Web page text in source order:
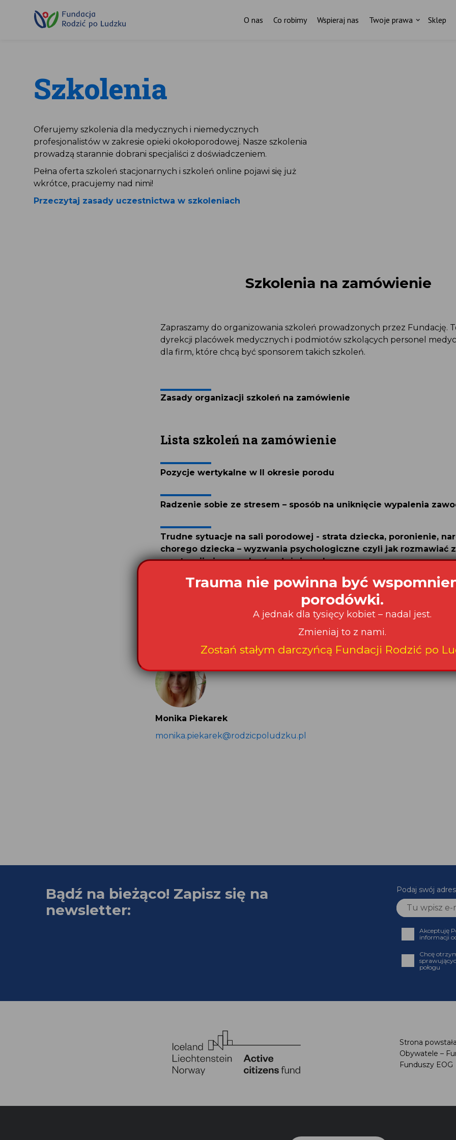
O nas Co robimy Wspieraj nas Twoje prawa Sklep
Szkolenia
Oferujemy szkolenia ­dla medycznych i niemedycznych
profesjonalistów w zakresie opieki okołoporodowej. Nasze szkolenia
prowadzą starannie dobrani specjaliści z doświadczeniem.
Pełna oferta szkoleń stacjonarnych i szkoleń online pojawi się już
wkrótce, pracujemy nad nimi!
Przeczytaj zasady uczestnictwa w szkoleniach
Szkolenia na zamówienie
Zapraszamy do organizowania szkoleń prowadzonych przez Fundację.
dyrekcji placówek medycznych i podmiotów szkolących personel
dla firm, które chcą być sponsorem takich szkoleń.
Zasady organizacji szkoleń na zamówienie
Lista szkoleń na zamówienie
Pozycje wertykalne w II okresie porodu
Radzenie sobie ze stresem – sposób na uniknięcie wypalenia
Trudne sytuacje na sali porodowej - strata dziecka, poronienie,
chorego dziecka – wyzwania psychologiczne czyli jak rozmawiać
w sytuacji niepowodzeń położniczych
Monika Piekarek
monika.piekarek@rodzicpoludzku.pl
Bądź na bieżąco! Zapisz się na
newsletter:
Podaj swój
Akceptuję
informacji
Chcę
połogu
Strona
Obywatele –
Funduszy EOG
Trauma nie powinna być
porodówki.
A jednak dla tysięcy kobiet – nadal jest.
Zmieniaj to z nami.
Zostań stałym darczyńcą Fundacji Rodzić po